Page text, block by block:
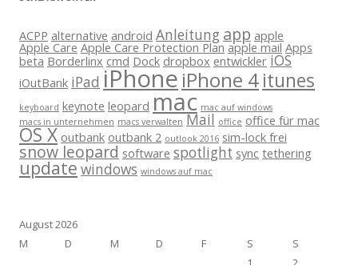
ACPP alternative android Anleitung app apple
Apple Care Apple Care Protection Plan apple mail Apps
beta Borderlinx cmd Dock dropbox entwickler iOS
iOutBank iPad iPhone iPhone 4itunes
keyboard keynote leopard mac mac auf windows
macs in unternehmen macs verwalten Mail office office für mac
OS X outbank outbank 2 outlook 2016 sim-lock frei
snow leopard software spotlight sync tethering
update windows windows auf mac
August 2026
M
D M D F S
S